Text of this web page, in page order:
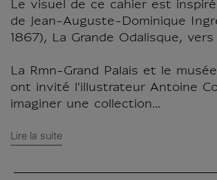
Le visuel de ce cahier est
de Jean-Auguste-Dominique
1867), La Grande Odalisque, vers
La Rmn-Grand Palais et le
ont invité l'illustrateur Antoine
imaginer une collection...
Lire la suite